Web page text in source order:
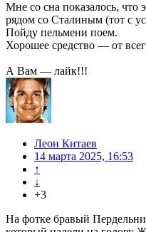
Мне со сна показалось, что
рядом со Сталиным (тот с
Пойду пельмени поем.
Хорошее средство — от
А Вам — лайк!!!
Леон Китаев
14 марта 2025, 16:53
↑
↓
+3
На фотке бравый